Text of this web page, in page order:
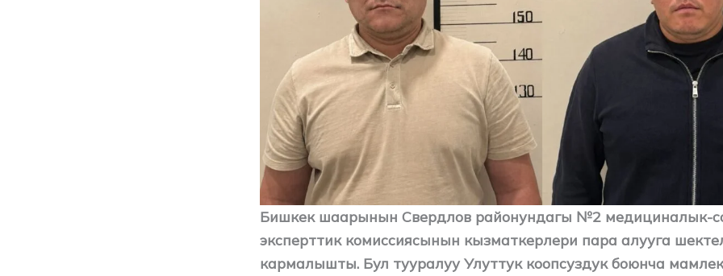
Бишкек шаарынын Свердлов районундагы №2 медициналык-
эксперттик комиссиясынын кызматкерлери пара алууга
кармалышты. Бул тууралуу Улуттук коопсуздук боюнча